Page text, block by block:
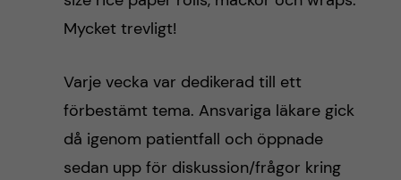
Mycket trevligt!
Varje vecka var dedikerad till ett
förbestämt tema. Ansvariga läkare gick
då igenom patientfall och öppnade
sedan upp för diskussion/frågor kring